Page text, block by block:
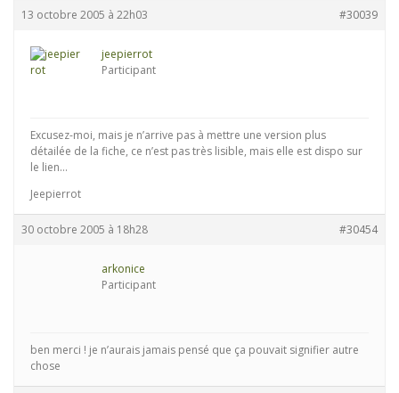
13 octobre 2005 à 22h03 #30039
jeepierrot
Participant
Excusez-moi, mais je n’arrive pas à mettre une version plus
détailée de la fiche, ce n’est pas très lisible, mais elle est dispo sur
le lien…
Jeepierrot
30 octobre 2005 à 18h28 #30454
arkonice
Participant
ben merci ! je n’aurais jamais pensé que ça pouvait signifier autre
chose